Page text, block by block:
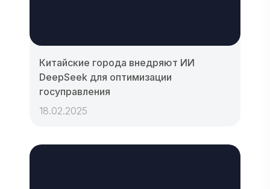
Китайские города внедряют ИИ
DeepSeek для оптимизации
госуправления
18.02.2025